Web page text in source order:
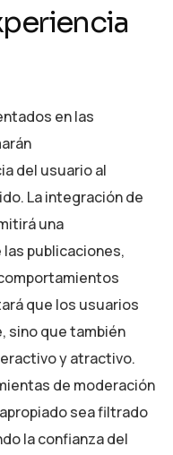
en las
del usuario al
La integración de
una
publicaciones,
que los usuarios
sino que también
y atractivo.
de moderación
sea filtrado
la confianza del